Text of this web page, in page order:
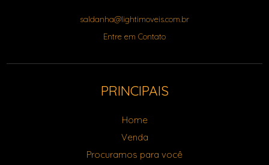
saldanha@lightimoveis.com.br
Entre em Contato
PRINCIPAIS
Home
Venda
Procuramos para você